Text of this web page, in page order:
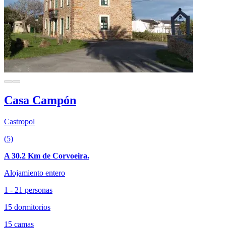
Casa Campón
Castropol
(5)
A 30.2 Km de Corvoeira.
Alojamiento entero
1 - 21 personas
15 dormitorios
15 camas